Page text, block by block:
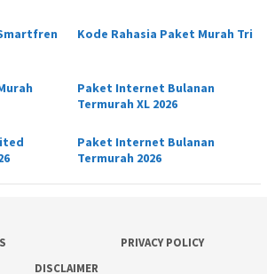
Kode Rahasia Paket Murah Tri
Paket Internet Bulanan
Termurah XL 2026
Paket Internet Bulanan
Termurah 2026
PRIVACY POLICY
DISCLAIMER